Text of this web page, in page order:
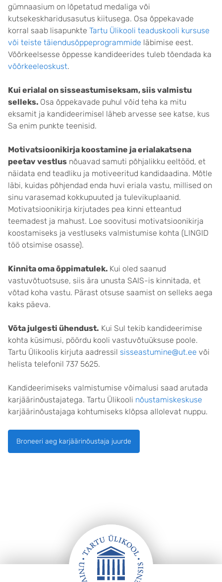
gümnaasium on lõpetatud medaliga või
kutsekeskharidusasutus kiitusega. Osa õppekavade
korral saab lisapunkte Tartu Ülikooli teaduskooli kursuse
või teiste täiendusõppeprogrammide läbimise eest.
Võõrkeelsesse õppesse kandideerides tuleb tõendada ka
võõrkeeleoskust.
Kui erialal on sisseastumiseksam, siis valmistu
selleks. Osa õppekavade puhul võid teha ka mitu
eksamit ja kandideerimisel läheb arvesse see katse, kus
Sa enim punkte teenisid.
Motivatsioonikirja koostamine ja erialakatsena
peetav vestlus nõuavad samuti põhjalikku eeltööd, et
näidata end teadliku ja motiveeritud kandidaadina. Mõtle
läbi, kuidas põhjendad enda huvi eriala vastu, millised on
sinu varasemad kokkupuuted ja tulevikuplaanid.
Motivatsioonikirja kirjutades pea kinni etteantud
teemadest ja mahust. Loe soovitusi motivatsioonikirja
koostamiseks ja vestluseks valmistumise kohta (LINGID
töö otsimise osasse).
Kinnita oma õppimatulek. Kui oled saanud
vastuvõtuotsuse, siis ära unusta SAIS-is kinnitada, et
võtad koha vastu. Pärast otsuse saamist on selleks aega
kaks päeva.
Võta julgesti ühendust. Kui Sul tekib kandideerimise
kohta küsimusi, pöördu kooli vastuvõtuüksuse poole.
Tartu Ülikoolis kirjuta aadressil sisseastumine@ut.ee või
helista telefonil 737 5625.
Kandideerimiseks valmistumise võimalusi saad arutada
karjäärinõustajatega. Tartu Ülikooli nõustamiskeskuse
karjäärinõustajaga kohtumiseks klõpsa allolevat nuppu.
Broneeri aeg karjäärinõustaja juurde